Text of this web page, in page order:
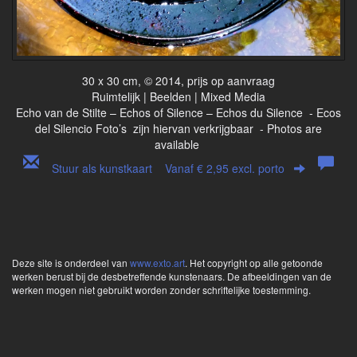
30 x 30 cm, © 2014, prijs op aanvraag
Ruimtelijk | Beelden | Mixed Media
Echo van de Stilte – Echos of Silence – Echos du Silence - Ecos
del Silencio Foto’s zijn hiervan verkrijgbaar - Photos are
available
Stuur als kunstkaart Vanaf € 2,95 excl. porto
Deze site is onderdeel van www.exto.art. Het copyright op alle getoonde
werken berust bij de desbetreffende kunstenaars. De afbeeldingen van de
werken mogen niet gebruikt worden zonder schriftelijke toestemming.